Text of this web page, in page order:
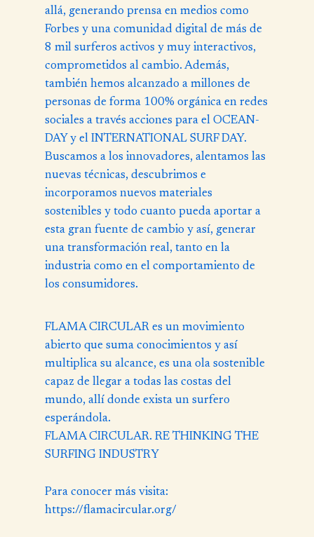
allá, generando prensa en medios como
Forbes y una comunidad digital de más de
8 mil surferos activos y muy interactivos,
comprometidos al cambio. Además,
también hemos alcanzado a millones de
personas de forma 100% orgánica en redes
sociales a través acciones para el OCEAN-
DAY y el INTERNATIONAL SURF DAY.
Buscamos a los innovadores, alentamos las
nuevas técnicas, descubrimos e
incorporamos nuevos materiales
sostenibles y todo cuanto pueda aportar a
esta gran fuente de cambio y así, generar
una transformación real, tanto en la
industria como en el comportamiento de
los consumidores.
FLAMA CIRCULAR es un movimiento
abierto que suma conocimientos y así
multiplica su alcance, es una ola sostenible
capaz de llegar a todas las costas del
mundo, allí donde exista un surfero
esperándola.
FLAMA CIRCULAR. RE THINKING THE
SURFING INDUSTRY
Para conocer más visita:
https://flamacircular.org/